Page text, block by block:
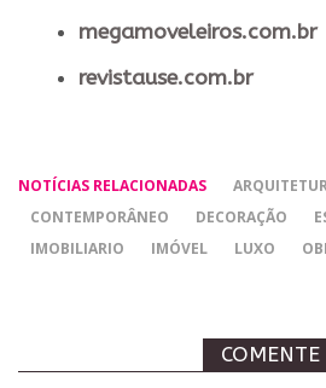
megamoveleiros.com.br
revistause.com.br
NOTÍCIAS RELACIONADAS
CONTEMPORÂNEO
DECORAÇÃO
IMOBILIARIO
IMÓVEL LUXO
COMENTE